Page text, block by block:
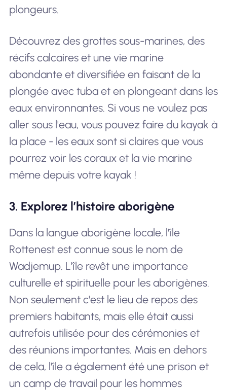
plongeurs.
Découvrez des grottes sous-marines, des
récifs calcaires et une vie marine
abondante et diversifiée en faisant de la
plongée avec tuba et en plongeant dans les
eaux environnantes. Si vous ne voulez pas
aller sous l'eau, vous pouvez faire du kayak à
la place - les eaux sont si claires que vous
pourrez voir les coraux et la vie marine
même depuis votre kayak !
3. Explorez l’histoire aborigène
Dans la langue aborigène locale, l'île
Rottenest est connue sous le nom de
Wadjemup. L'île revêt une importance
culturelle et spirituelle pour les aborigènes.
Non seulement c'est le lieu de repos des
premiers habitants, mais elle était aussi
autrefois utilisée pour des cérémonies et
des réunions importantes. Mais en dehors
de cela, l'île a également été une prison et
un camp de travail pour les hommes